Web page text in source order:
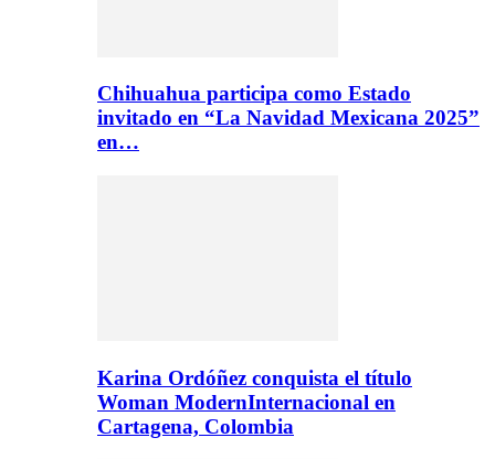
Chihuahua participa como Estado
invitado en “La Navidad Mexicana 2025”
en…
Karina Ordóñez conquista el título
Woman ModernInternacional en
Cartagena, Colombia